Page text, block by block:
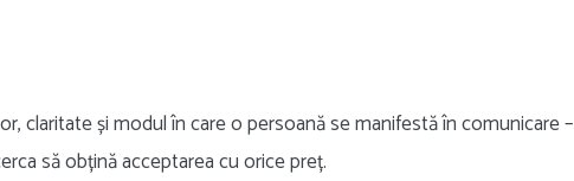
claritate și modul în care o persoană se manifestă în comunicare –
să obțină acceptarea cu orice preț.